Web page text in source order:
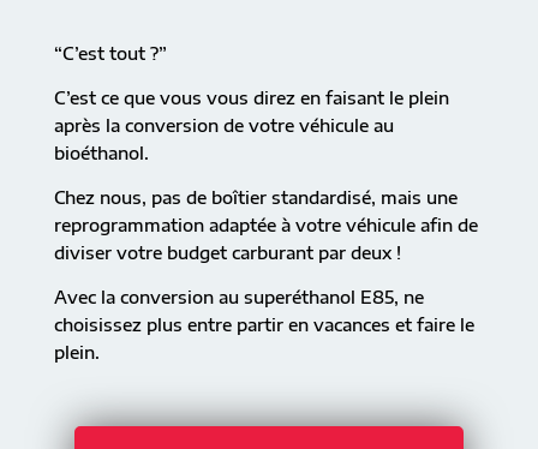
“C’est tout ?”
C’est ce que vous vous direz en faisant le plein
après la conversion de votre véhicule au
bioéthanol.
Chez nous, pas de boîtier standardisé, mais une
reprogrammation adaptée à votre véhicule afin de
diviser votre budget carburant par deux !
Avec la conversion au superéthanol E85, ne
choisissez plus entre partir en vacances et faire le
plein.